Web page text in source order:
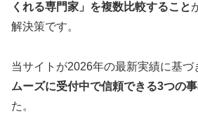
くれる専門家」を複数比較すること
解決策です。
当サイトが2026年の最新実績に基づ
ムーズに受付中で信頼できる3つの
た。